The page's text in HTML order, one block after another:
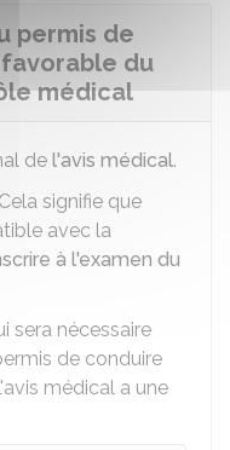
permis de
du
médical
de l'avis médical.
Cela signifie que
avec la
à l'examen du
sera nécessaire
de conduire
médical a une